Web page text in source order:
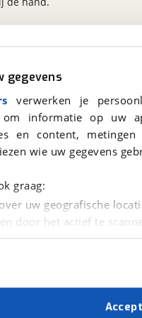
gegevens
verwerken je
om informatie op
en content,
wie uw gegevens
graag:
uw geografische
door het actief te
gegevens worden
zorgen we
goed werkt.